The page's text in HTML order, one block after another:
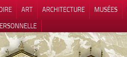
ART ARCHITECTURE MUSÉES